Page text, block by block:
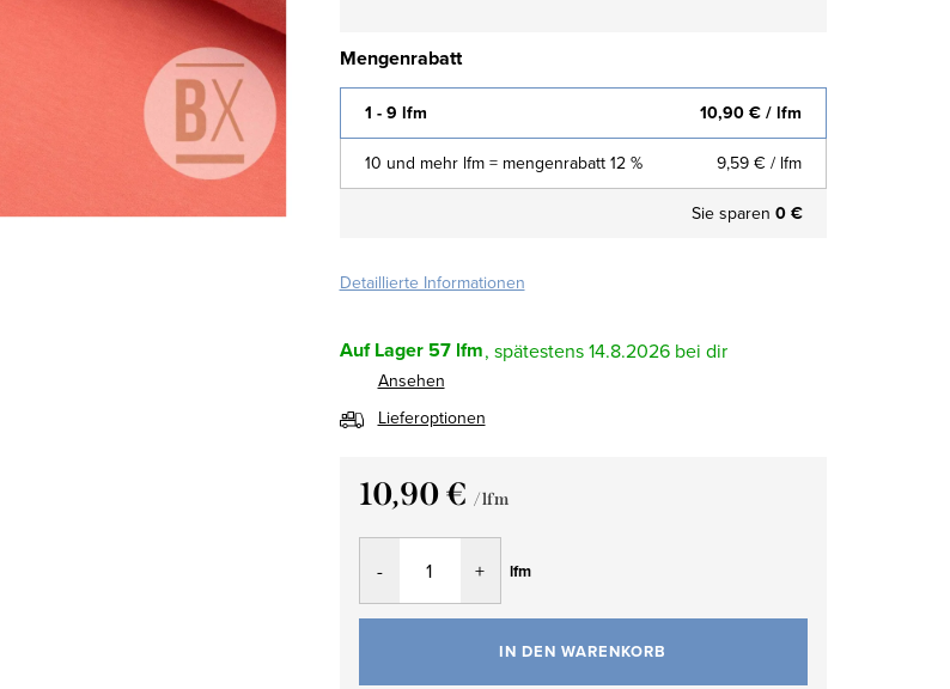
Mengenrabatt
1 - 9 lfm 10,90 € / lfm
10 und mehr lfm = mengenrabatt 12 % 9,59 € / lfm
Sie sparen 0 €
Detaillierte Informationen
Auf Lager 57 lfm 14.8.2026
Ansehen
Lieferoptionen
10,90 € / lfm
Verkaufspreis:
lfm
IN DEN WARENKORB